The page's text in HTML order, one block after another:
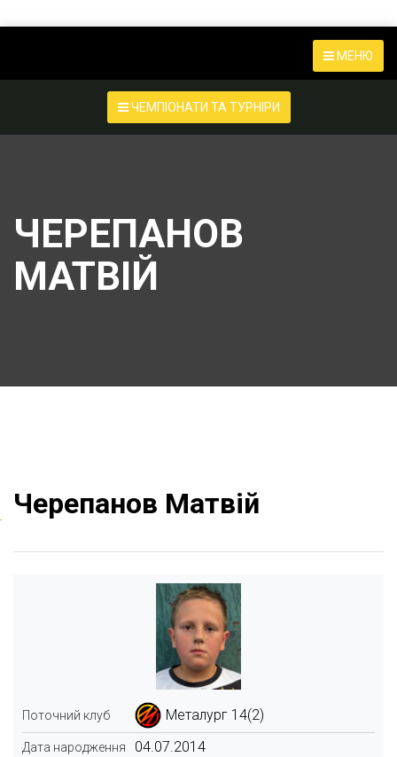
МЕНЮ
ЧЕМПІОНАТИ ТА ТУРНІРИ
ЧЕРЕПАНОВ
МАТВІЙ
Черепанов Матвій
Поточний клуб Металург 14(2)
Дата народження 04.07.2014